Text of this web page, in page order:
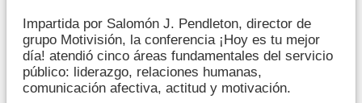
Impartida por Salomón J. Pendleton, director de
grupo Motivisión, la conferencia ¡Hoy es tu mejor
día! atendió cinco áreas fundamentales del servicio
público: liderazgo, relaciones humanas,
comunicación afectiva, actitud y motivación.